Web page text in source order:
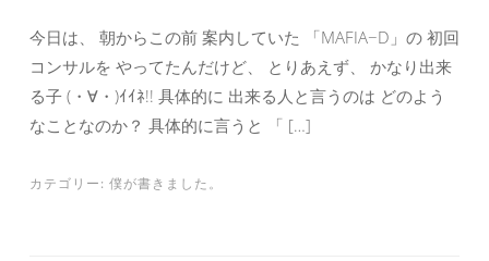
今日は、 朝からこの前 案内していた 「MAFIA−D」の 初回
コンサルを やってたんだけど、 とりあえず、 かなり出来
る子 (・∀・)ｲｲﾈ!! 具体的に 出来る人と言うのは どのよう
なことなのか？ 具体的に言うと 「 […]
カテゴリー: 僕が書きました。